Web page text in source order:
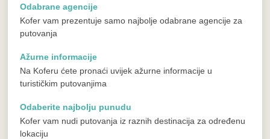
Odabrane agencije
Kofer vam prezentuje samo najbolje odabrane agencije za
putovanja
Ažurne informacije
Na Koferu ćete pronaći uvijek ažurne informacije u
turističkim putovanjima
Odaberite najbolju punudu
Kofer vam nudi putovanja iz raznih destinacija za određenu
lokaciju